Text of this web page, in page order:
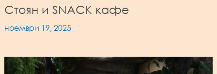
Стоян и SNACK кафе
ноември 19, 2025